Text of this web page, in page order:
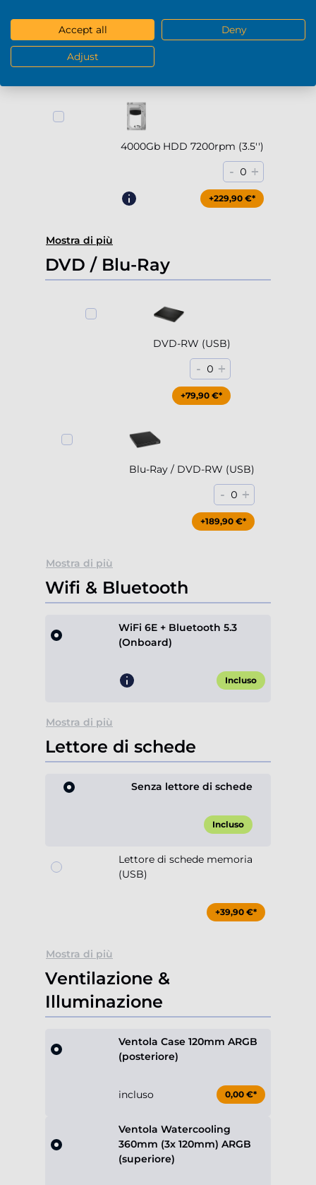
2000Gb HDD 7200rpm (3.5'')
4000Gb HDD 7200rpm (3.5'')
- 0 +
+229,90 €*
Mostra di più
DVD / Blu-Ray
DVD-RW (USB)
- 0 +
+79,90 €*
Blu-Ray / DVD-RW (USB)
- 0 +
+189,90 €*
Mostra di più
Wifi & Bluetooth
WiFi 6E + Bluetooth 5.3
(Onboard)
Incluso
Mostra di più
Lettore di schede
Senza lettore di schede
Incluso
Lettore di schede memoria
(USB)
+39,90 €*
Mostra di più
Ventilazione &
Illuminazione
Ventola Case 120mm ARGB
(posteriore)
incluso 0,00 €*
Ventola Watercooling
360mm (3x 120mm) ARGB
(superiore)
Accept all Deny
Adjust